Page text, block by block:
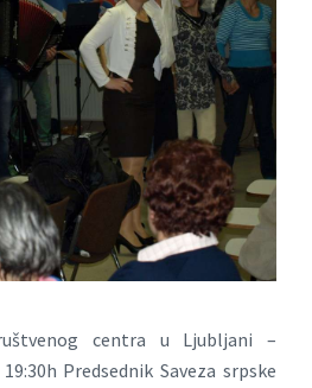
centra u Ljubljani –
Predsednik Saveza srpske